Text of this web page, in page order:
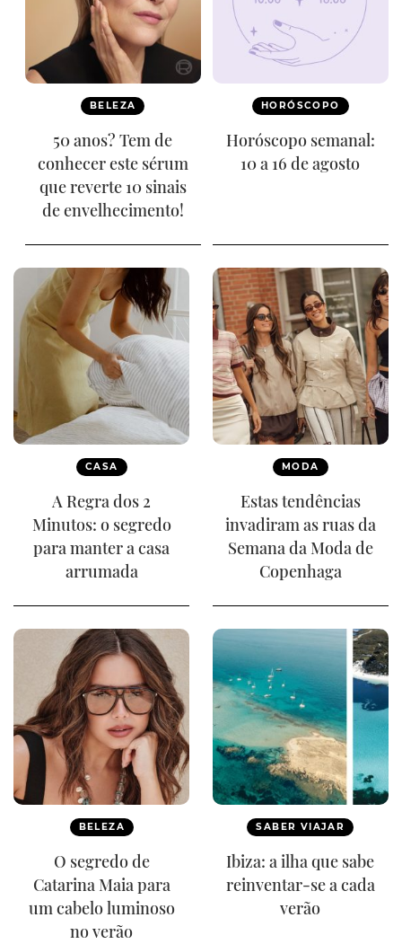
BELEZA
50 anos? Tem de
conhecer este sérum
que reverte 10 sinais
de envelhecimento!
HORÓSCOPO
Horóscopo semanal:
10 a 16 de agosto
CASA
A Regra dos 2
Minutos: o segredo
para manter a casa
arrumada
MODA
Estas tendências
invadiram as ruas da
Semana da Moda de
Copenhaga
BELEZA
O segredo de
Catarina Maia para
um cabelo luminoso
no verão
SABER VIAJAR
Ibiza: a ilha que sabe
reinventar-se a cada
verão